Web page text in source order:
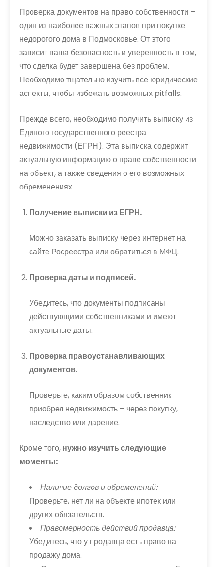
Проверка документов на право собственности –
один из наиболее важных этапов при покупке
недорогого дома в Подмосковье. От этого
зависит ваша безопасность и уверенность в том,
что сделка будет завершена без проблем.
Необходимо тщательно изучить все юридические
аспекты, чтобы избежать возможных pitfalls.
Прежде всего, необходимо получить выписку из
Единого государственного реестра
недвижимости (ЕГРН). Эта выписка содержит
актуальную информацию о праве собственности
на объект, а также сведения о его возможных
обременениях.
Получение выписки из ЕГРН.
Можно заказать выписку через интернет на
сайте Росреестра или обратиться в МФЦ.
Проверка даты и подписей.
Убедитесь, что документы подписаны
действующими собственниками и имеют
актуальные даты.
Проверка правоустанавливающих
документов.
Проверьте, каким образом собственник
приобрел недвижимость – через покупку,
наследство или дарение.
Кроме того, нужно изучить следующие
моменты:
Наличие долгов и обременений:
Проверьте, нет ли на объекте ипотек или
других обязательств.
Правомерность действий продавца:
Убедитесь, что у продавца есть право на
продажу дома.